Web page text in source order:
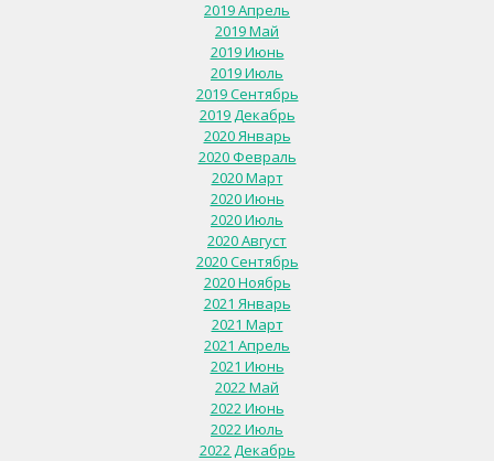
2019 Апрель
2019 Май
2019 Июнь
2019 Июль
2019 Сентябрь
2019 Декабрь
2020 Январь
2020 Февраль
2020 Март
2020 Июнь
2020 Июль
2020 Август
2020 Сентябрь
2020 Ноябрь
2021 Январь
2021 Март
2021 Апрель
2021 Июнь
2022 Май
2022 Июнь
2022 Июль
2022 Декабрь